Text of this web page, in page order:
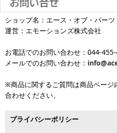
※銀行振り込み・郵便振替・コンビ
の場合、ご入金確認後の発送となり
※お届け先が異なる場合は別途お届
沖縄へのお届けは、送料とは別に地
より金額が異なるので、詳しい料金
となります（当日・土日祝日出荷不
商品到着後1週間以内であれば、初
返品対応の詳細、各種保証については
をご覧ください。
■お届けについて
お届け日のご指定がない場合は、最
ます。
平日は15時・土曜は11時・日曜祝
が可能です。
済・代引決済のみ当日出荷が可能で
※クレジットカード・代引き決済以
※メーカー発注品は除きます。
土 日 祝日
発送していま
※出荷休業日を除く
ショップ名：エース・オブ・パーツ
運営：エモーションズ株式会社
お電話でのお問い合わせ：044-
メールでのお問い合わせ：
※商品に関するご質問は商品ページ
合わせください。
プライバシーポリシー